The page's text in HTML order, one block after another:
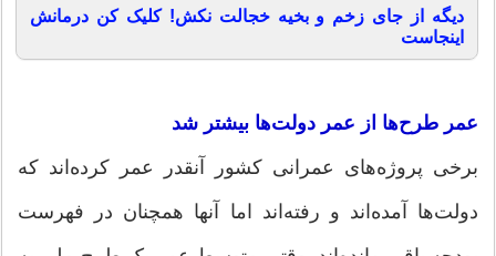
دیگه از جای زخم و بخیه خجالت نکش! کلیک کن درمانش
اینجاست
عمر طرح‌ها از عمر دولت‌ها بیشتر شد
برخی پروژه‌های عمرانی کشور آنقدر عمر کرده‌اند که
دولت‌ها آمده‌اند و رفته‌اند اما آنها همچنان در فهرست